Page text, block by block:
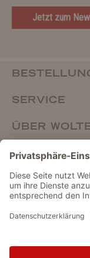
Jetzt zum
SERVICE
ÜBER